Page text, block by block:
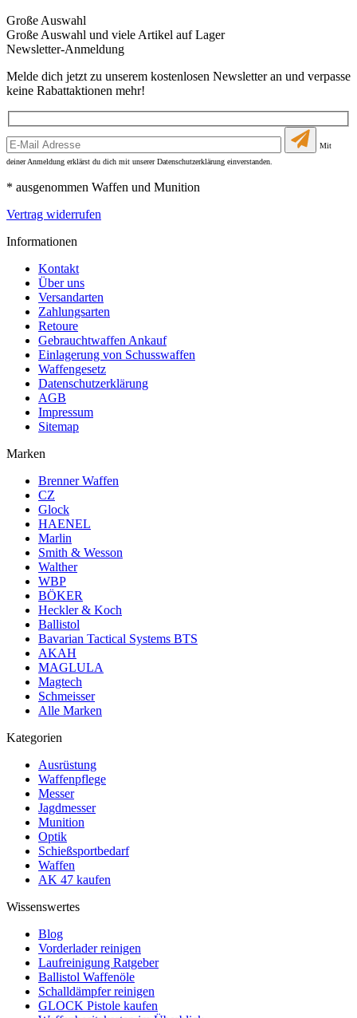
Große Auswahl
Große Auswahl und viele Artikel auf Lager
Newsletter-Anmeldung
Melde dich jetzt zu unserem kostenlosen Newsletter an und verpasse
keine Rabattaktionen mehr!
Mit
deiner Anmeldung erklärst du dich mit unserer Datenschutzerklärung einverstanden.
* ausgenommen Waffen und Munition
Vertrag widerrufen
Informationen
Kontakt
Über uns
Versandarten
Zahlungsarten
Retoure
Gebrauchtwaffen Ankauf
Einlagerung von Schusswaffen
Waffengesetz
Datenschutzerklärung
AGB
Impressum
Sitemap
Marken
Brenner Waffen
CZ
Glock
HAENEL
Marlin
Smith & Wesson
Walther
WBP
BÖKER
Heckler & Koch
Ballistol
Bavarian Tactical Systems BTS
AKAH
MAGLULA
Magtech
Schmeisser
Alle Marken
Kategorien
Ausrüstung
Waffenpflege
Messer
Jagdmesser
Munition
Optik
Schießsportbedarf
Waffen
AK 47 kaufen
Wissenswertes
Blog
Vorderlader reinigen
Laufreinigung Ratgeber
Ballistol Waffenöle
Schalldämpfer reinigen
GLOCK Pistole kaufen